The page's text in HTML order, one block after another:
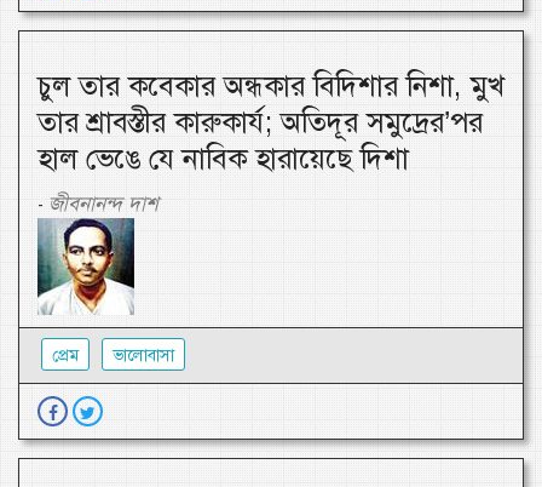
চুল তার কবেকার অন্ধকার বিদিশার নিশা, মুখ
তার শ্রাবস্তীর কারুকার্য; অতিদূর সমুদ্রের’পর
হাল ভেঙে যে নাবিক হারায়েছে দিশা
- জীবনানন্দ দাশ
প্রেম ভালোবাসা